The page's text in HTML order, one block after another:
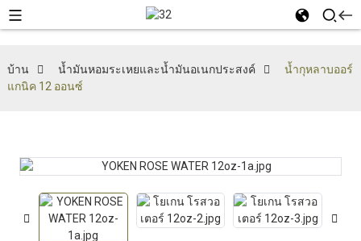
บ้าน น้ำมันหอมระเหยและน้ำมันอเนกประสงค์
น้ำกุหลาบออร์
แกนิค 12 ออนซ์